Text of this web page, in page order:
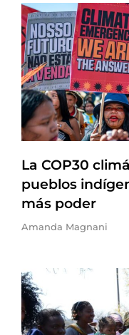
La COP30
pueblos
más poder
Amanda Magnani